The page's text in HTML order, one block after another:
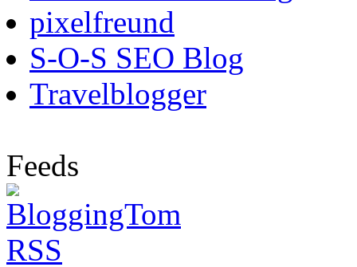
pixelfreund
S-O-S SEO Blog
Travelblogger
Feeds